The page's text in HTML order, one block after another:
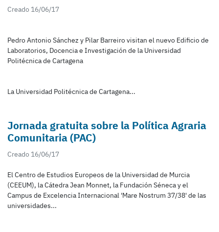
Creado 16/06/17
Pedro Antonio Sánchez y Pilar Barreiro visitan el nuevo Edificio de
Laboratorios, Docencia e Investigación de la Universidad
Politécnica de Cartagena
La Universidad Politécnica de Cartagena...
Jornada gratuita sobre la Política Agraria
Comunitaria (PAC)
Creado 16/06/17
El Centro de Estudios Europeos de la Universidad de Murcia
(CEEUM), la Cátedra Jean Monnet, la Fundación Séneca y el
Campus de Excelencia Internacional 'Mare Nostrum 37/38' de las
universidades...